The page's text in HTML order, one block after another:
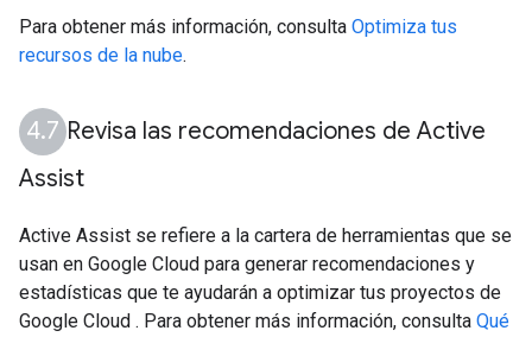
Para obtener más información, consulta Optimiza tus
recursos de la nube.
Revisa las recomendaciones de Active
Assist
Active Assist se refiere a la cartera de herramientas que se
usan en Google Cloud para generar recomendaciones y
estadísticas que te ayudarán a optimizar tus proyectos de
Google Cloud . Para obtener más información, consulta Qué